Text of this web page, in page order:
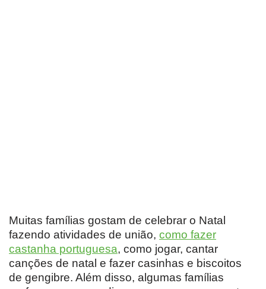
Muitas famílias gostam de celebrar o Natal
fazendo atividades de união, como fazer
castanha portuguesa, como jogar, cantar
canções de natal e fazer casinhas e biscoitos
de gengibre. Além disso, algumas famílias